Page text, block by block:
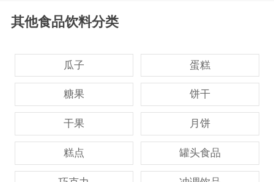
其他食品饮料分类
瓜子 蛋糕
糖果 饼干
干果 月饼
糕点 罐头食品